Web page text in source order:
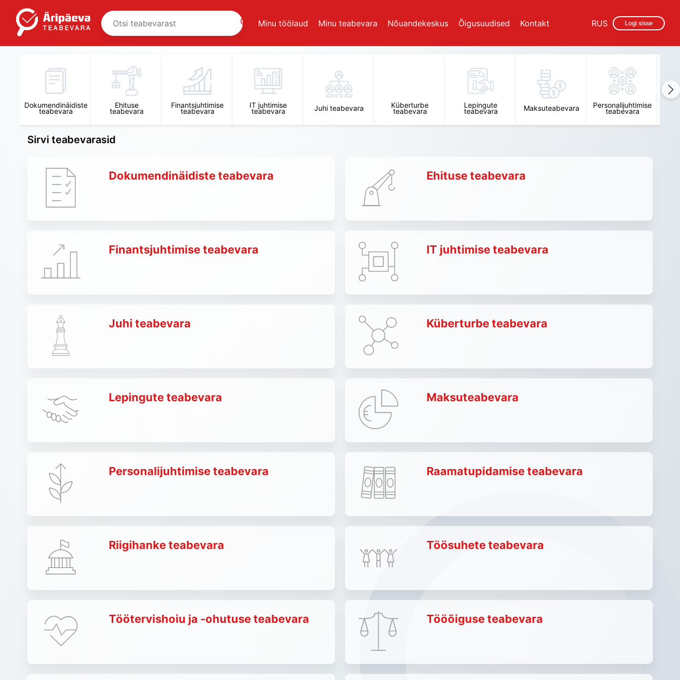
Minu töölaud Minu teabevara Nõuandekeskus Õigusuudised Kontakt Logi sisse
RUS
Dokumendinäidiste
teabevara
Ehituse
teabevara
Finantsjuhtimise
teabevara
IT juhtimise
teabevara Juhi teabevara Küberturbe
teabevara
Lepingute
teabevara Maksuteabevara Personalijuhtimise
teabevara
Sirvi teabevarasid
Dokumendinäidiste teabevara Ehituse teabevara
Finantsjuhtimise teabevara IT juhtimise teabevara
Juhi teabevara Küberturbe teabevara
Lepingute teabevara Maksuteabevara
Personalijuhtimise teabevara Raamatupidamise teabevara
Riigihanke teabevara Töösuhete teabevara
Töötervishoiu ja -ohutuse teabevara Tööõiguse teabevara